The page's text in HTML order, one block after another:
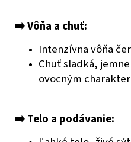
➡️Vôňa a chuť:
Intenzívna vôňa
Chuť sladká,
ovocným
➡️Telo a podávanie:
€2,49